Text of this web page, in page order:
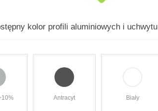
kolor profili aluminiowych i uchwytu
Antracyt Biały